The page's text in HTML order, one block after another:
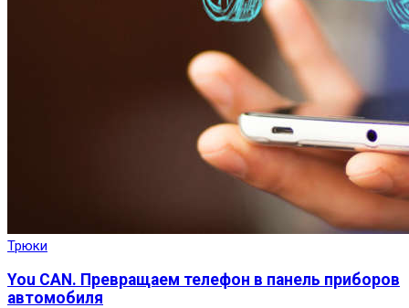
Трюки
You CAN. Превращаем телефон в панель приборов
автомобиля